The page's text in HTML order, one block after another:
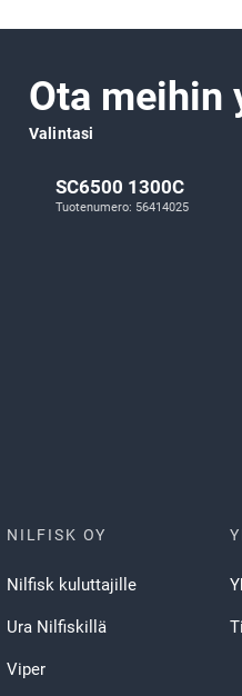
Ota meihin
Valintasi
SC6500 1300C
Tuotenumero: 56414025
NILFISK OY
Nilfisk kuluttajille
Ura Nilfiskillä
Viper